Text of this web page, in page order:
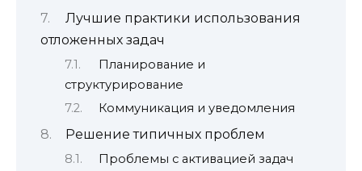
Лучшие практики использования
отложенных задач
Планирование и
структурирование
Коммуникация и уведомления
Решение типичных проблем
Проблемы с активацией задач